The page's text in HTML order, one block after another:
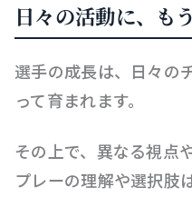
日々の活動に、も
選手の成長は、日々の
って育まれます。
その上で、異なる視点
プレーの理解や選択肢